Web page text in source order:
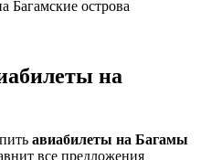
Багамские острова
на
авиабилеты на Багамы
все предложения